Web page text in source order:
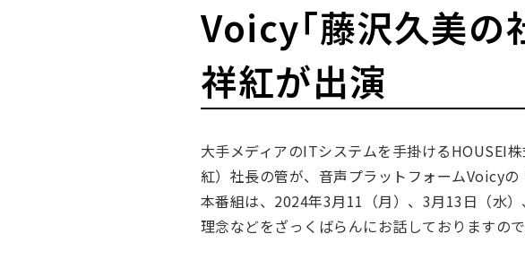
Voicy「藤沢久美の
祥紅が出演
大手メディアのITシステムを手掛けるHOUSEI
紅）社長の管が、音声プラットフォームVoicy
本番組は、2024年3月11（月）、3月13日（水
理念などをざっくばらんにお話しておりますの